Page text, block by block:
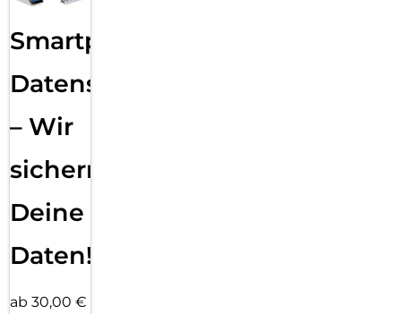
Smartphone
Datensicherung
– Wir
sichern
Deine
Daten!
ab 30,00 €